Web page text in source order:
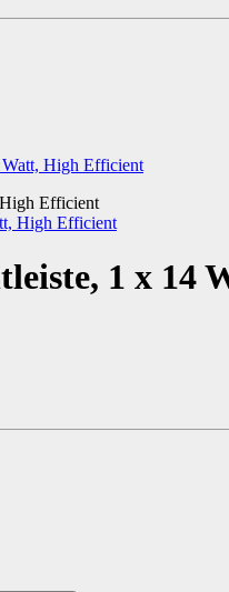
High Efficient
Efficient
1 x 14